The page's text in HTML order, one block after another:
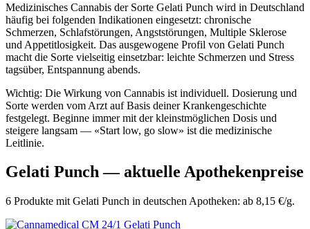
Medizinisches Cannabis der Sorte Gelati Punch wird in Deutschland
häufig bei folgenden Indikationen eingesetzt: chronische
Schmerzen, Schlafstörungen, Angststörungen, Multiple Sklerose
und Appetitlosigkeit. Das ausgewogene Profil von Gelati Punch
macht die Sorte vielseitig einsetzbar: leichte Schmerzen und Stress
tagsüber, Entspannung abends.
Wichtig: Die Wirkung von Cannabis ist individuell. Dosierung und
Sorte werden vom Arzt auf Basis deiner Krankengeschichte
festgelegt. Beginne immer mit der kleinstmöglichen Dosis und
steigere langsam — «Start low, go slow» ist die medizinische
Leitlinie.
Gelati Punch — aktuelle Apothekenpreise
6 Produkte mit Gelati Punch in deutschen Apotheken: ab 8,15 €/g.